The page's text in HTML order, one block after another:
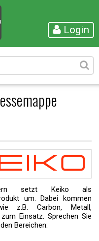
Login
setzt Keiko als
um. Dabei kommen
z.B. Carbon, Metall,
Einsatz. Sprechen Sie
Bereichen: